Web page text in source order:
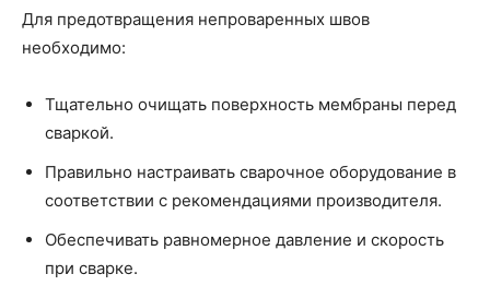
Для предотвращения непроваренных швов
необходимо:
Тщательно очищать поверхность мембраны перед
сваркой.
Правильно настраивать сварочное оборудование в
соответствии с рекомендациями производителя.
Обеспечивать равномерное давление и скорость
при сварке.